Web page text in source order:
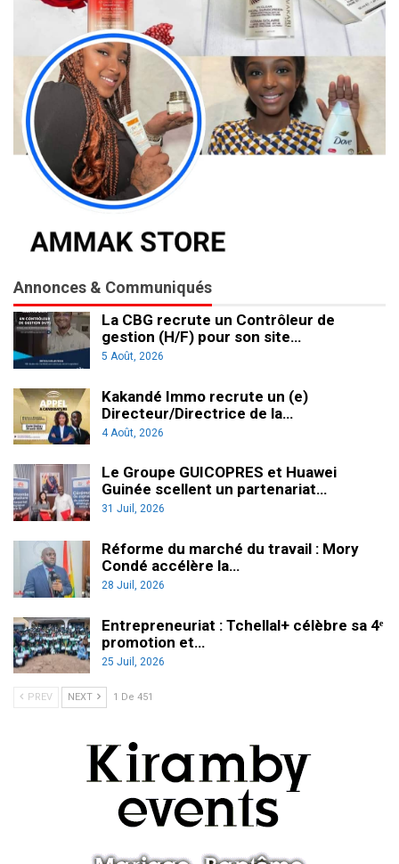
Annonces & Communiqués
La CBG recrute un Contrôleur de
gestion (H/F) pour son site…
5 Août, 2026
Kakandé Immo recrute un (e)
Directeur/Directrice de la…
4 Août, 2026
Le Groupe GUICOPRES et Huawei
Guinée scellent un partenariat…
31 Juil, 2026
Réforme du marché du travail : Mory
Condé accélère la…
28 Juil, 2026
Entrepreneuriat : Tchellal+ célèbre sa 4ᵉ
promotion et…
25 Juil, 2026
PREV NEXT 1 De 451